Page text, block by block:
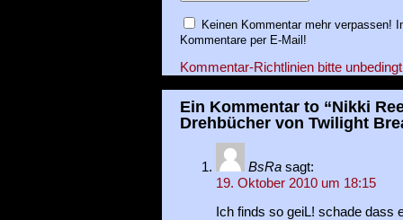
Keinen Kommentar mehr verpassen!
Kommentare per E-Mail!
Kommentar-Richtlinien bitte
Ein Kommentar to “Nikki
Drehbücher von Twilight
BsRa sagt:
19. Oktober 2010 um 18:15
Ich finds so geiL! schade dass